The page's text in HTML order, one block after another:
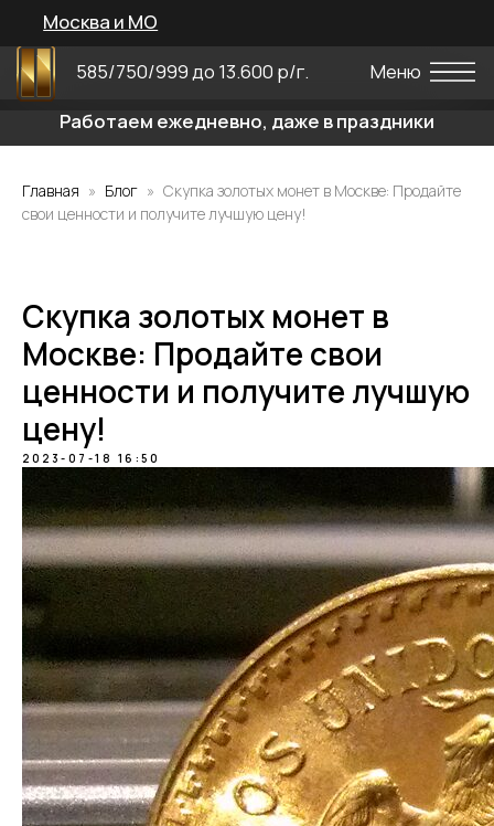
Москва и МО
585/750/999 до 13.600 р/г.
Работаем ежедневно, даже в праздники
Главная Блог
Скупка золотых монет в Москве: Продайте
свои ценности и получите лучшую цену!
Скупка золотых монет в
Москве: Продайте свои
ценности и получите лучшую
цену!
2023-07-18 16:50